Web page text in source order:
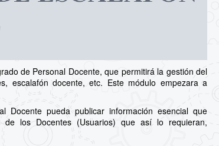
de Personal Docente, que permitirá la gestión del
escalafón docente, etc. Este módulo empezara a
pueda publicar información esencial que
los Docentes (Usuarios) que así lo requieran,